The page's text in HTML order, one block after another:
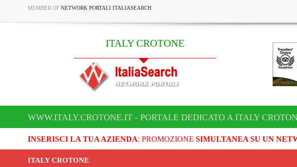
MEMBER OF NETWORK PORTALI ITALIASEARCH
ITALY CROTONE
WWW.ITALY.CROTONE.IT - PORTALE DEDICATO A ITALY
INSERISCI LA TUA AZIENDA: PROMOZIONE SIMULTANEA SU UN
ITALY CROTONE